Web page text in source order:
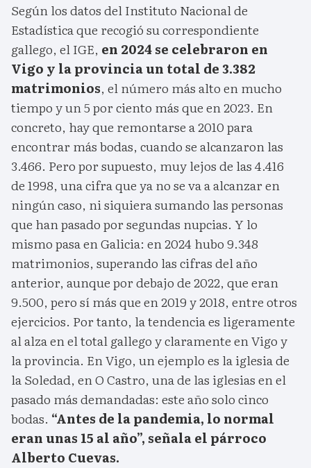
Según los datos del Instituto Nacional de
Estadística que recogió su correspondiente
gallego, el IGE, en 2024 se celebraron en
Vigo y la provincia un total de 3.382
matrimonios, el número más alto en mucho
tiempo y un 5 por ciento más que en 2023. En
concreto, hay que remontarse a 2010 para
encontrar más bodas, cuando se alcanzaron las
3.466. Pero por supuesto, muy lejos de las 4.416
de 1998, una cifra que ya no se va a alcanzar en
ningún caso, ni siquiera sumando las personas
que han pasado por segundas nupcias. Y lo
mismo pasa en Galicia: en 2024 hubo 9.348
matrimonios, superando las cifras del año
anterior, aunque por debajo de 2022, que eran
9.500, pero sí más que en 2019 y 2018, entre otros
ejercicios. Por tanto, la tendencia es ligeramente
al alza en el total gallego y claramente en Vigo y
la provincia. En Vigo, un ejemplo es la iglesia de
la Soledad, en O Castro, una de las iglesias en el
pasado más demandadas: este año solo cinco
bodas. “Antes de la pandemia, lo normal
eran unas 15 al año”, señala el párroco
Alberto Cuevas.